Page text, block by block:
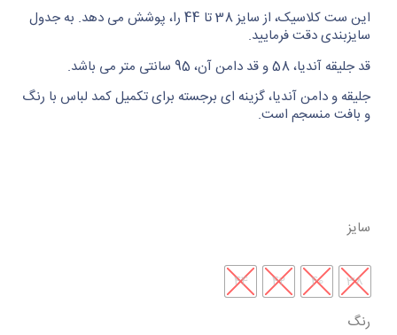
این ست کلاسیک، از سایز 38 تا 44 را، پوشش می دهد. به جدول
سایزبندی دقت فرمایید.
قد جلیقه آندیا، 58 و قد دامن آن، 95 سانتی متر می باشد.
جلیقه و دامن آندیا، گزینه‌ ای برجسته برای تکمیل کمد لباس با رنگ
و بافت منسجم است.
سایز
38
40
42
44
رنگ